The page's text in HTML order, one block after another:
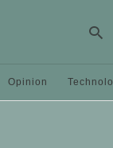
Opinion